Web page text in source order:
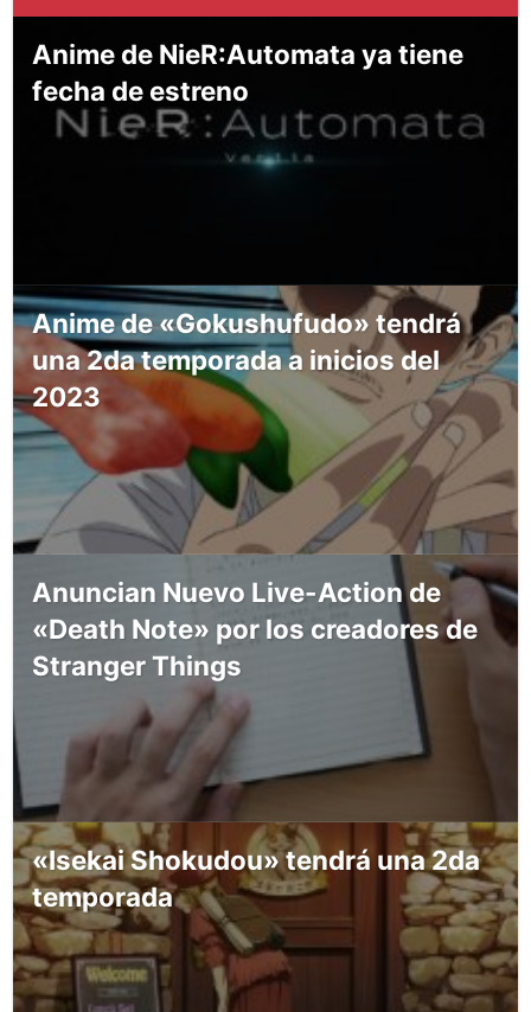
Anime de NieR:Automata ya tiene
fecha de estreno
Anime de «Gokushufudo» tendrá
una 2da temporada a inicios del
2023
Anuncian Nuevo Live-Action de
«Death Note» por los creadores de
Stranger Things
«Isekai Shokudou» tendrá una 2da
temporada